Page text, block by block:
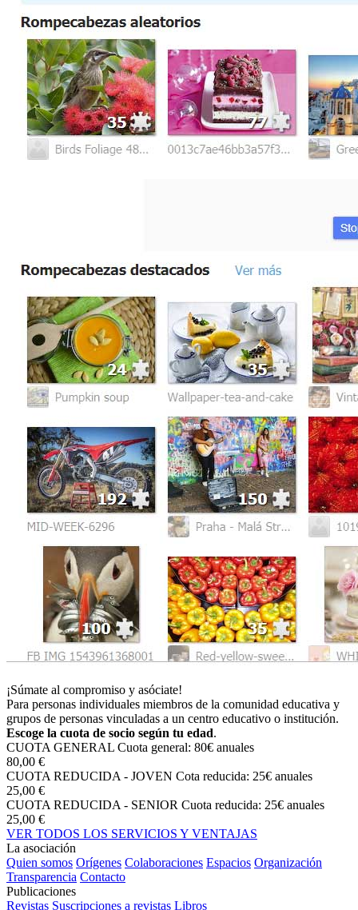
¡Súmate al compromiso y asóciate!
Para personas individuales miembros de la comunidad educativa y
grupos de personas vinculadas a un centro educativo o institución.
Escoge la cuota de socio según tu edad.
CUOTA GENERAL Cuota general: 80€ anuales
80,00 €
CUOTA REDUCIDA - JOVEN Cota reducida: 25€ anuales
25,00 €
CUOTA REDUCIDA - SENIOR Cuota reducida: 25€ anuales
25,00 €
VER TODOS LOS SERVICIOS Y VENTAJAS
La asociación
Quien somos Orígenes Colaboraciones Espacios Organización
Transparencia Contacto
Publicaciones
Revistas Suscripciones a revistas Libros